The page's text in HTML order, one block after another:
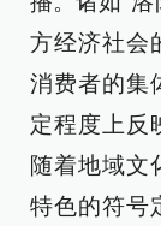
方经济社会
消费者的集
定程度上反
随着地域文
特色的符号